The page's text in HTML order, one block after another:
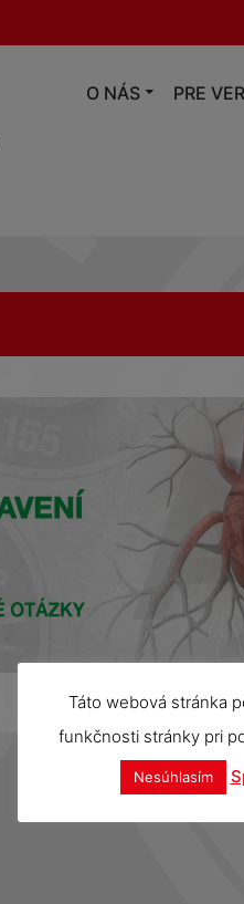
O NÁS PRE
Táto webová stránka
funkčnosti stránky pri
Nesúhlasím